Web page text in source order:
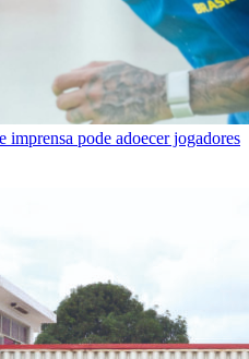
pode adoecer jogadores